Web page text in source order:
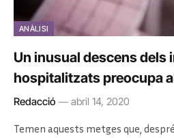
ANÀLISI
Un inusual descens dels
hospitalitzats preocupa
Redacció abril 14, 2020
Temen aquests metges que,